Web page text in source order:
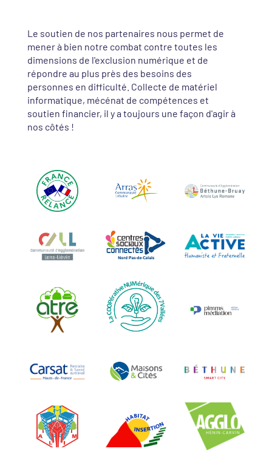
Le soutien de nos partenaires nous permet de
mener à bien notre combat contre toutes les
dimensions de l'exclusion numérique et de
répondre au plus près des besoins des
personnes en difficulté. Collecte de matériel
informatique, mécénat de compétences et
soutien financier, il y a toujours une façon d'agir à
nos côtés !